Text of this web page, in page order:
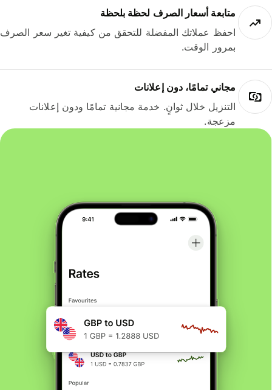
متابعة أسعار الصرف لحظة بلحظة
احفظ عملاتك المفضلة للتحقق من كيفية تغير سعر الصرف
بمرور الوقت.
مجاني تمامًا، دون إعلانات
التنزيل خلال ثوانٍ. خدمة مجانية تمامًا ودون إعلانات
مزعجة.